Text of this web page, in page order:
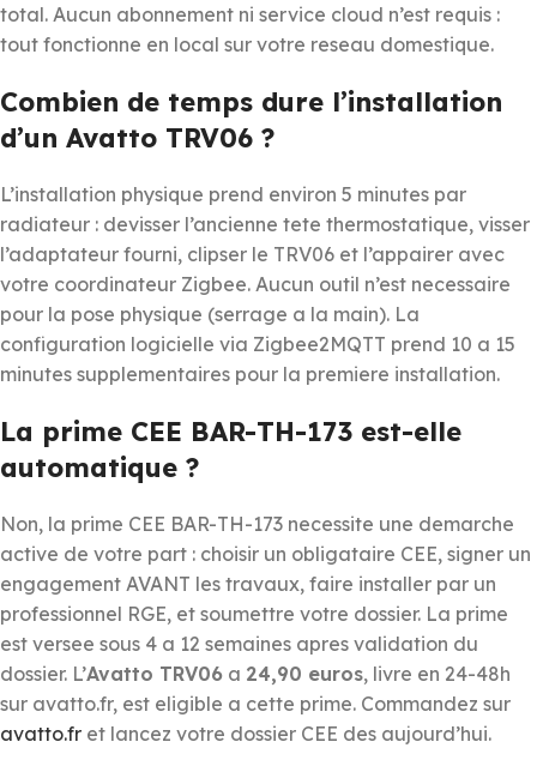
total. Aucun abonnement ni service cloud n’est requis :
tout fonctionne en local sur votre reseau domestique.
Combien de temps dure l’installation
d’un Avatto TRV06 ?
L’installation physique prend environ 5 minutes par
radiateur : devisser l’ancienne tete thermostatique, visser
l’adaptateur fourni, clipser le TRV06 et l’appairer avec
votre coordinateur Zigbee. Aucun outil n’est necessaire
pour la pose physique (serrage a la main). La
configuration logicielle via Zigbee2MQTT prend 10 a 15
minutes supplementaires pour la premiere installation.
La prime CEE BAR-TH-173 est-elle
automatique ?
Non, la prime CEE BAR-TH-173 necessite une demarche
active de votre part : choisir un obligataire CEE, signer un
engagement AVANT les travaux, faire installer par un
professionnel RGE, et soumettre votre dossier. La prime
est versee sous 4 a 12 semaines apres validation du
dossier. L’Avatto TRV06 a 24,90 euros, livre en 24-48h
sur avatto.fr, est eligible a cette prime. Commandez sur
avatto.fr et lancez votre dossier CEE des aujourd’hui.